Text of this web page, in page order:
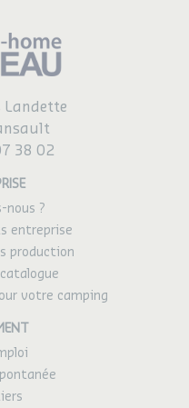
Landette
38 02
nous ?
entreprise
production
catalogue
votre camping